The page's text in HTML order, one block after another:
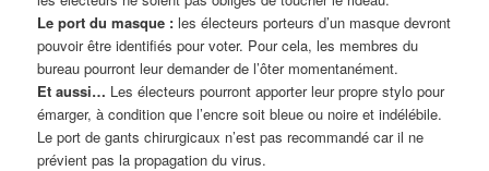
Le port du masque :les électeurs porteurs d’un masque devront
pouvoir être identifiés pour voter. Pour cela, les membres du
bureau pourront leur demander de l’ôter momentanément.
Et aussi… Les électeurs pourront apporter leur propre stylo pour
émarger, à condition que l’encre soit bleue ou noire et indélébile.
Le port de gants chirurgicaux n’est pas recommandé car il ne
prévient pas la propagation du virus.